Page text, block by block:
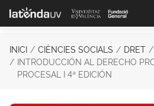
Saltar al contenido principal
INICI CIÈNCIES SOCIALS DRET
INTRODUCCIÓN AL DERECHO
PROCESAL I 4ª EDICIÓN